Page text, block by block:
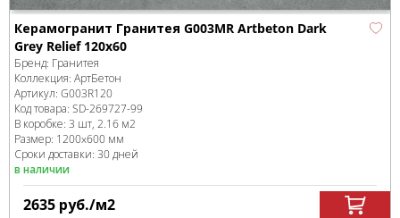
Керамогранит Гранитея G003MR Artbeton Dark
Grey Relief 120x60
Бренд: Гранитея
Коллекция: АртБетон
Артикул: G003R120
Код товара: SD-269727-99
В коробке: 3 шт, 2.16 м2
Размер: 1200x600 мм
Сроки доставки: 30 дней
в наличии
2635 руб./м2